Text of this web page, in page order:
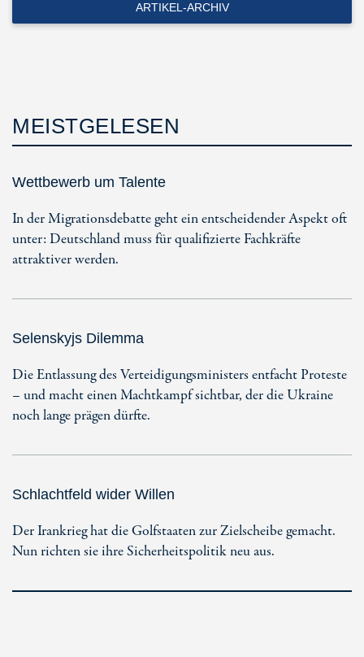
ARTIKEL-ARCHIV
MEISTGELESEN
Wettbewerb um Talente
In der Migrationsdebatte geht ein entscheidender Aspekt oft
unter: Deutschland muss für qualifizierte Fachkräfte
attraktiver werden.
Selenskyjs Dilemma
Die Entlassung des Verteidigungsministers entfacht Proteste
– und macht einen Machtkampf sichtbar, der die Ukraine
noch lange prägen dürfte.
Schlachtfeld wider Willen
Der Irankrieg hat die Golfstaaten zur Zielscheibe gemacht.
Nun richten sie ihre Sicherheitspolitik neu aus.